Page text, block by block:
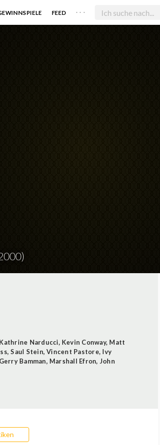
FEED . . .
Kathrine Narducci, Kevin Conway, Matt
,Saul Stein,Vincent Pastore, Ivy
Gerry Bamman, Marshall Efron, John